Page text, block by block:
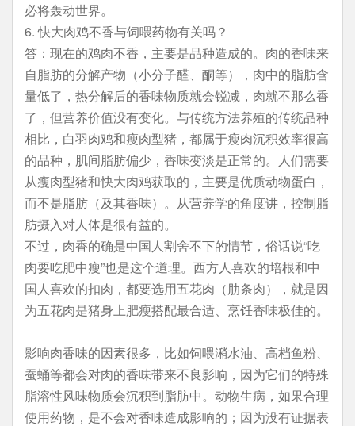
必将轰动世界。
6. 快大肉鸡不香与饲喂药物有关吗？
答：现在的鸡肉不香，主要是品种造成的。肉的香味来
自脂肪的分解产物（小分子醛、酮等），肉中的脂肪含
量低了，热分解后的香味物质就会锐减，肉就不那么香
了，但营养价值没有变化。与传统方法养殖的传统品种
相比，白羽肉鸡和瘦肉型猪，都属于瘦肉沉积效率很高
的品种，肌间脂肪偏少，香味变淡是正常的。人们需要
从瘦肉型猪和快大肉鸡获取的，主要是优质动物蛋白，
而不是脂肪（及其香味）。从营养学的角度讲，控制脂
肪摄入对人体是很有益的。
不过，肉香的确是中国人割舍不下的情节，俗话说“吃
肉要吃肥中瘦”也是这个道理。西方人喜欢的培根和中
国人喜欢的扣肉，都要选用五花肉（肋条肉），就是因
为五花肉是猪身上肥瘦搭配最合适、烹饪香味极佳的。
影响肉香味的因素很多，比如饲喂潲水油、高档鱼粉、
蚕蛹等都会对肉的香味带来不良影响，因为它们的特殊
脂溶性风味物质会沉积到脂肪中。动物生病，如果合理
使用药物，是不会对香味造成影响的；因为没有证据表